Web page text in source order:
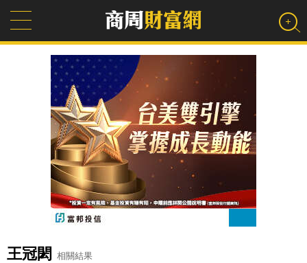
王冠閎 相關結果